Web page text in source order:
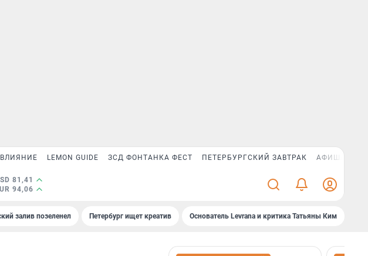
LEMON GUIDE ЗСД ФОНТАНКА ФЕСТ ПЕТЕРБУРГСКИЙ ЗАВТРАК АФИША PLUS
81,41
94,06
залив позеленел Петербург ищет креатив Основатель Levrana и критика Татьяны Ким